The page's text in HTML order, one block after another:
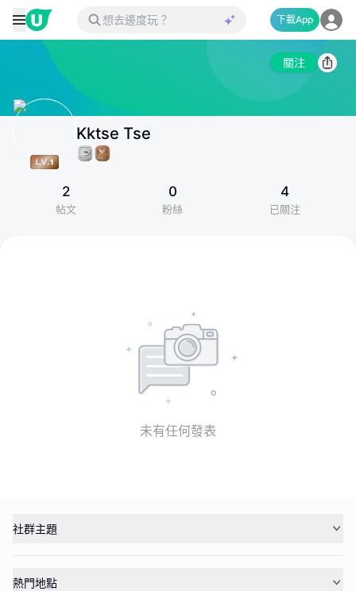
下載App
關注
Kktse Tse
2
帖文
0
粉絲
4
已關注
未有任何發表
社群主題
熱門地點